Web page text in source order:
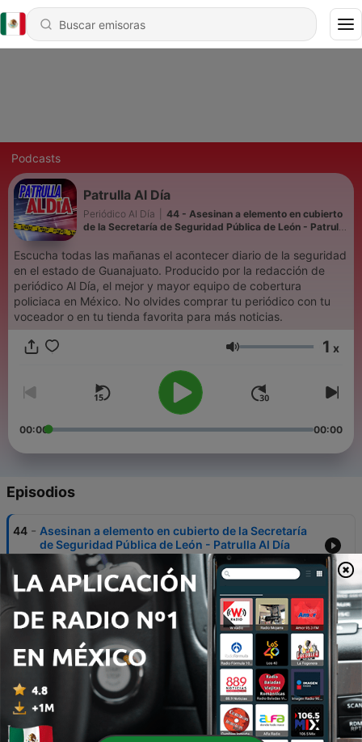
Podcasts
Patrulla Al Día
Periódico Al Día
44 - Asesinan a elemento en cubierto
de la Secretaría de Seguridad Pública de León - Patrulla
Escucha todas las mañanas el acontecer diario de la seguridad
en el estado de Guanajuato. Producido por la redacción de
periódico Al Día, el mejor y mayor equipo de cobertura
policiaca en México. No olvides comprar tu periódico con tu
voceador o en tu tienda favorita para más noticias.
Volumen 1 x
00:00 00:00
Episodios
44 - Asesinan a elemento en cubierto de la Secretaría
de Seguridad Pública de León - Patrulla Al Día
19 ene. 2021
43 - Ejecutan a 3 hombres y 4 de los responsables
fueron abatidos por policías - Patrulla Al Día
14 ene. 2021
42 -
Asesinan a diputado panista en Juventino Rosas -
Patrulla Al Día
13 ene. 2021
Guerra en Santa Rosa deja 8 civiles y un policía
estatal muertos - Patrulla Al Día